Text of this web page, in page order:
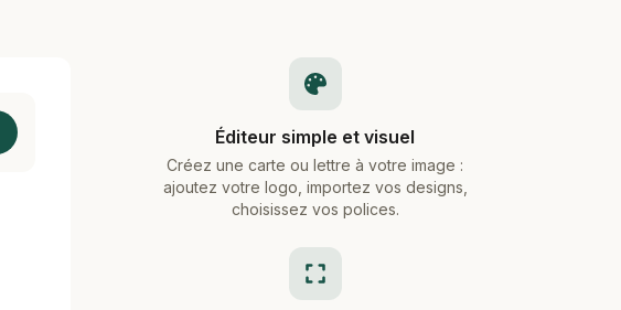
Éditeur simple et visuel
Créez une carte ou lettre à votre image :
ajoutez votre logo, importez vos designs,
choisissez vos polices.